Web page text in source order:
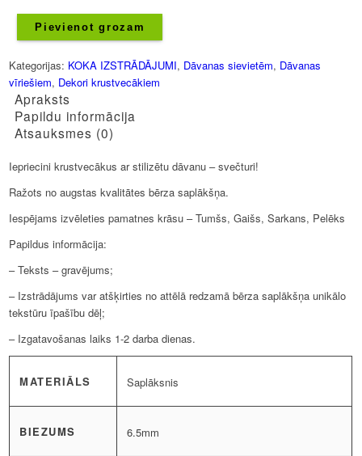
daudzums
Pievienot grozam
Kategorijas: KOKA IZSTRĀDĀJUMI, Dāvanas sievietēm, Dāvanas
vīriešiem, Dekori krustvecākiem
Apraksts
Papildu informācija
Atsauksmes (0)
Iepriecini krustvecākus ar stilizētu dāvanu – svečturi!
Ražots no augstas kvalitātes bērza saplākšņa.
Iespējams izvēleties pamatnes krāsu – Tumšs, Gaišs, Sarkans, Pelēks
Papildus informācija:
– Teksts – gravējums;
– Izstrādājums var atšķirties no attēlā redzamā bērza saplākšņa unikālo
tekstūru īpašību dēļ;
– Izgatavošanas laiks 1-2 darba dienas.
MATERIĀLS Saplāksnis
BIEZUMS 6.5mm